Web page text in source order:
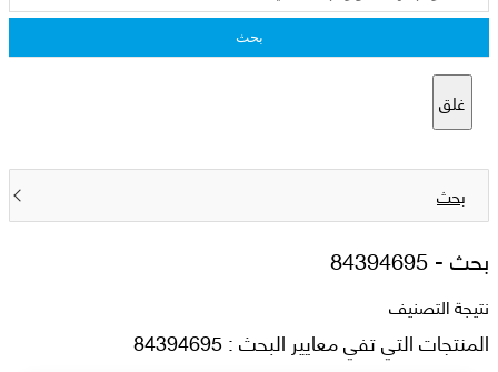
بحث
غلق
بحث
بحث -84394695
نتيجة التصنيف
المنتجات التي تفي معايير البحث : 84394695